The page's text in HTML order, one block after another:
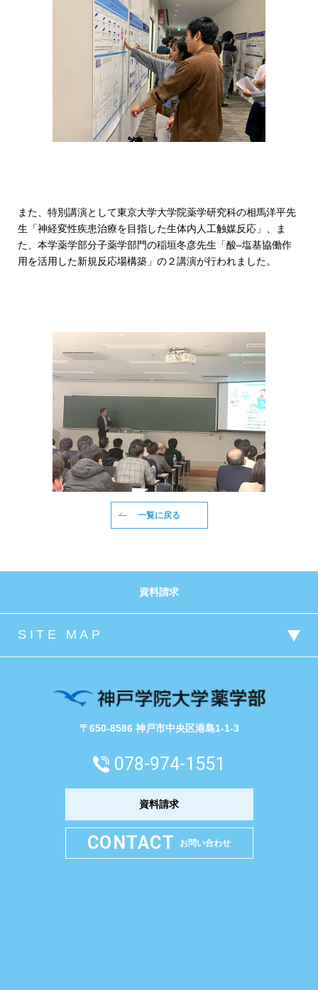
また、特別講演として東京大学大学院薬学研究科の相馬洋平先
生「神経変性疾患治療を目指した生体内人工触媒反応」、ま
た、本学薬学部分子薬学部門の稲垣冬彦先生「酸–塩基協働作
用を活用した新規反応場構築」の２講演が行われました。
一覧に戻る
資料請求
〒650-8586 神戸市中央区港島1-1-3
078-974-1551
資料請求
CONTACT お問い合わせ